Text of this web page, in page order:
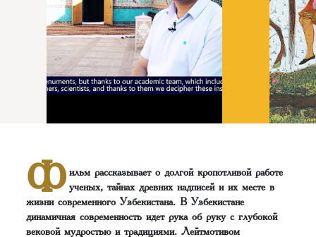
Ф ильм рассказывает о долгой кропотливой работе
ученых, тайнах древних надписей и их месте в
жизни современного Узбекистана. В Узбекистане
динамичная современность идет рука об руку с глубокой
вековой мудростью и традициями. Лейтмотивом